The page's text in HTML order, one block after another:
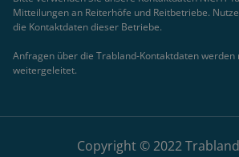
Mitteilungen an Reiterhöfe und Reitbetriebe.
die Kontaktdaten dieser Betriebe.
Anfragen über die Trabland-Kontaktdaten werden
weitergeleitet.
Copyright © 2022